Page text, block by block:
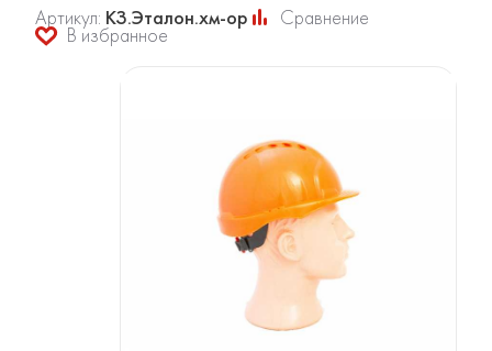
Артикул: КЗ.Эталон.хм-ор Сравнение
В избранное